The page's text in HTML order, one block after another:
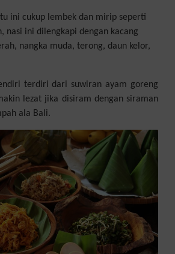
ini cukup lembek dan mirip seperti
nasi ini dilengkapi dengan kacang
nangka muda, terong, daun kelor,
terdiri dari suwiran ayam goreng
lezat jika disiram dengan siraman
ala Bali.